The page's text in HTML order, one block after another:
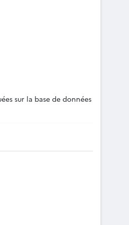
sur la base de données